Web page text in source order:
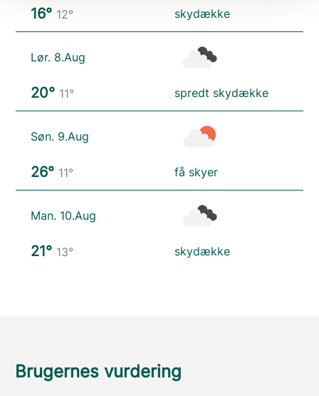
16° 12° skydække
Lør. 8.Aug
20° 11° spredt skydække
Søn. 9.Aug
26° 11° få skyer
Man. 10.Aug
21° 13° skydække
Brugernes vurdering